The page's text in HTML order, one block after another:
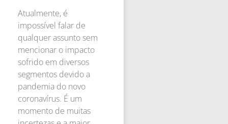
Atualmente, é
impossível falar de
qualquer assunto sem
mencionar o impacto
sofrido em diversos
segmentos devido a
pandemia do novo
coronavírus. É um
momento de muitas